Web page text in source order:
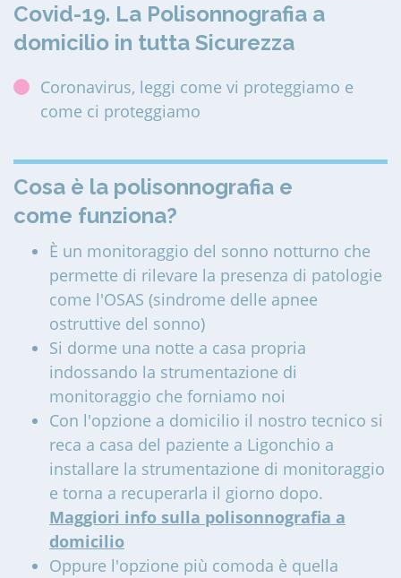
Covid-19. La Polisonnografia a
domicilio in tutta Sicurezza
Coronavirus, leggi come vi proteggiamo e
come ci proteggiamo
Cosa è la polisonnografia e
come funziona?
È un monitoraggio del sonno notturno che
permette di rilevare la presenza di patologie
come l'OSAS (sindrome delle apnee
ostruttive del sonno)
Si dorme una notte a casa propria
indossando la strumentazione di
monitoraggio che forniamo noi
Con l'opzione a domicilio il nostro tecnico si
reca a casa del paziente a Ligonchio a
installare la strumentazione di monitoraggio
e torna a recuperarla il giorno dopo.
Maggiori info sulla polisonnografia a
domicilio
Oppure l'opzione più comoda è quella